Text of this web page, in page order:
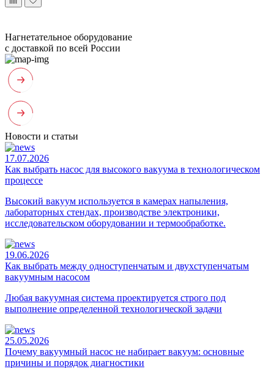
Нагнетательное оборудование
с доставкой по всей России
Новости и статьи
17.07.2026
Как выбрать насос для высокого вакуума в технологическом
процессе
Высокий вакуум используется в камерах напыления,
лабораторных стендах, производстве электроники,
исследовательском оборудовании и термообработке.
19.06.2026
Как выбрать между одноступенчатым и двухступенчатым
вакуумным насосом
Любая вакуумная система проектируется строго под
выполнение определенной технологической задачи
25.05.2026
Почему вакуумный насос не набирает вакуум: основные
причины и порядок диагностики